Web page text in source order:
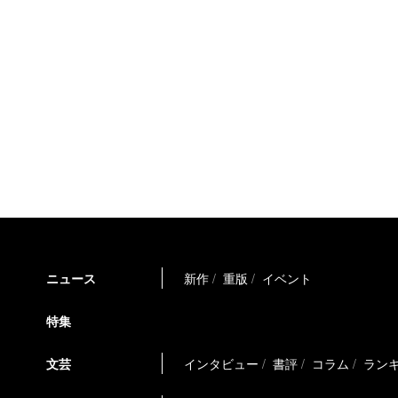
ニュース 新作 重版 イベント
特集
文芸 インタビュー 書評 コラム ラン